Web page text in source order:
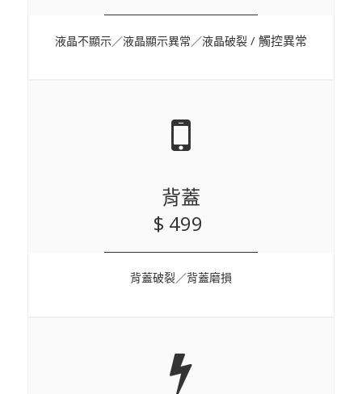
液晶不顯示／液晶顯示異常／液晶破裂 / 觸控異常
背蓋
$ 499
背蓋破裂／背蓋磨損